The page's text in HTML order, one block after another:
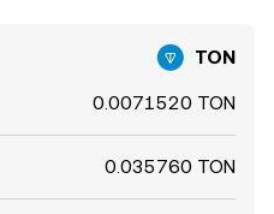
TON
0.0071520 TON
0.035760 TON